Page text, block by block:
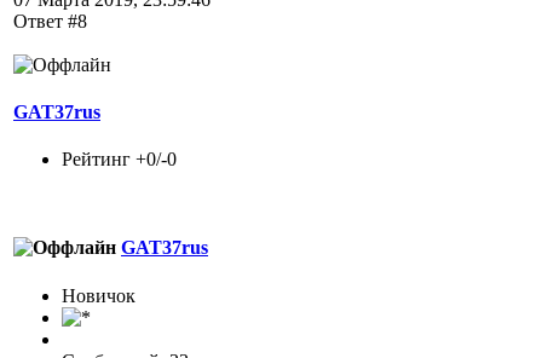
Ответ #8
GAT37rus
Рейтинг +0/-0
GAT37rus
Новичок